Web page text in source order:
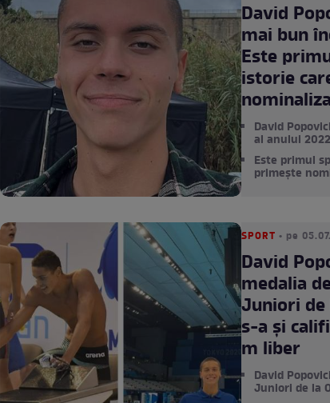
David
mai bun
Este
istorie
David
al anului 2022
Este primul
primeşte
SPORT • pe
David
medalia
Juniori de
s-a și
m liber
David
Juniori de la